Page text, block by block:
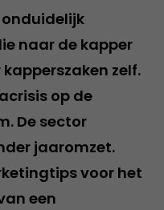
onduidelijk
naar de kapper
zelf.
op de
De sector
jaaromzet.
voor het
een